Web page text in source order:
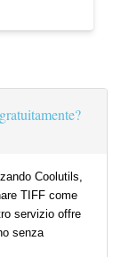
Coolutils,
TIFF come
servizio offre
senza